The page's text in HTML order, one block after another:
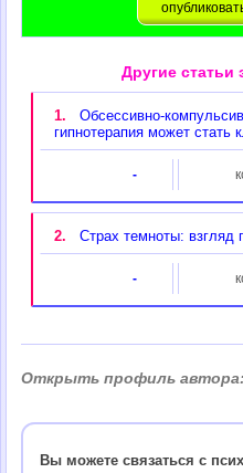
Другие статьи
1.
Обсессивно-
гипнотерапия может стать
-
2. Страх темноты: взгляд
-
Открыть профиль автора:
Вы можете связаться с